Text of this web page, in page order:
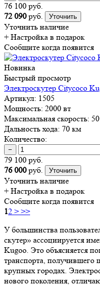
76 100 руб.
72 090 руб. Уточнить
Уточнить наличие
+ Настройка в подарок
Сообщите когда появится
Новинка
Быстрый просмотр
Электроскутер Citycoco
Артикул: 1505
Мощность: 2000 вт
Максимальная скорость:
Дальность хода: 70 км
Количество:
−
79 100 руб.
76 000 руб. Уточнить
Уточнить наличие
+ Настройка в подарок
Сообщите когда появится
12 > >>
У большинства
скутер» ассоциируется
Kugoo. Это объясняется
транспорта, получившего
крупных городах.
нового поколения,